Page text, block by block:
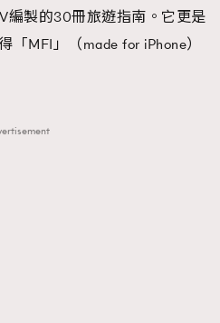
編製的30冊旅遊指南。它更是
MFI」（made for iPhone）